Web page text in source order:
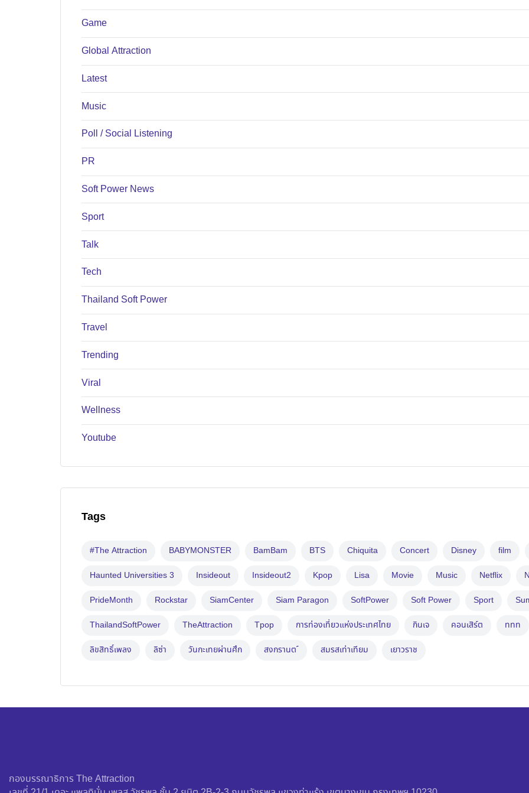
Game
Global Attraction
Latest
Music
Poll / Social Listening
PR
Soft Power News
Sport
Talk
Tech
Thailand Soft Power
Travel
Trending
Viral
Wellness
Youtube
Tags
#The Attraction BABYMONSTER BamBam BTS Chiquita Concert Disney film
Haunted Universities 3 Insideout Insideout2 Kpop Lisa Movie Music Netflix
PrideMonth Rockstar SiamCenter Siam Paragon SoftPower Soft Power Sport
ThailandSoftPower TheAttraction Tpop การท่องเที่ยวแห่งประเทศไทย กินเจ คอนเสิร์ต ททท
ลิขสิทธิ์เพลง ลิซ่า วันกะเทยผ่านศึก สงกรานต ์ สมรสเท่าเทียม เยาวราช
กองบรรณาธิการ The Attraction